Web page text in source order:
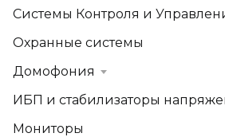
Системы Контроля и
Охранные системы
Домофония
ИБП и стабилизаторы
Мониторы